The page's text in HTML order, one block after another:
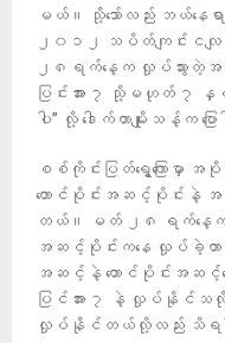
မယ်။ သို့သော်လည်း ဘယ်နေ
၂၀၁၂ သပိတ်ကျင်းငလ
၂၈ရက်နေ့က လှုပ်သွားတဲ့
ပြင်းအား ၇ သို့မဟုတ်
ပါ” လို့ ဒေါက်တာမျိုးသန့်က ပြ
စစ်ကိုင်းပြတ်ရွေ့ကြောမှာ
တောင်ပိုင်းအဆင့်ပိုင်းနဲ့
တယ်။ မတ် ၂၈ ရက်နေ့က
အဆင့်ပိုင်းကနေ လှုပ်ခဲ့တာ ဖ
အဆင့်နဲ့ တောင်ပိုင်းအဆ
ပြင်အား ၇ နဲ့ လှုပ်နိုင်သလို
လှုပ်နိုင်တယ်လို့လည်း သိရ